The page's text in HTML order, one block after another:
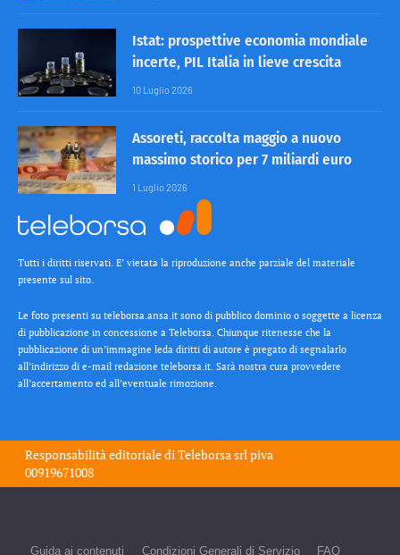
Istat: prospettive economia mondiale
incerte, PIL Italia in lieve crescita
10 Luglio 2026
Assoreti, raccolta maggio a nuovo
massimo storico per 7 miliardi euro
1 Luglio 2026
Tutti i diritti riservati. E’ vietata la riproduzione anche parziale del materiale
presente sul sito.
Le foto presenti su teleborsa.ansa.it sono di pubblico dominio o soggette a licenza
di pubblicazione in concessione a Teleborsa. Chiunque ritenesse che la
pubblicazione di un’immagine leda diritti di autore è pregato di segnalarlo
all’indirizzo di e-mail redazione teleborsa.it. Sarà nostra cura provvedere
all’accertamento ed all’eventuale rimozione.
Responsabilità editoriale diTeleborsa srl piva
00919671008
Guida ai contenuti Condizioni Generali di Servizio FAQ